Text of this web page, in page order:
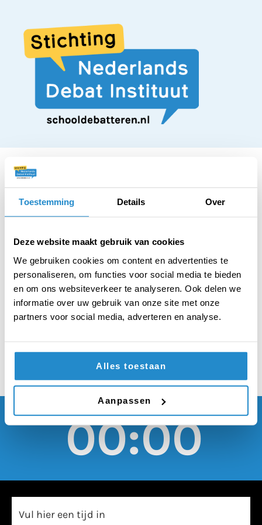
Toestemming Details Over
Deze website maakt gebruik van cookies
We gebruiken cookies om content en advertenties te
personaliseren, om functies voor social media te bieden
en om ons websiteverkeer te analyseren. Ook delen we
informatie over uw gebruik van onze site met onze
partners voor social media, adverteren en analyse.
Alles toestaan
Aanpassen
STELLING
Er moet een
maatschappelijke
dienstplicht worden
ingevoerd
00:00